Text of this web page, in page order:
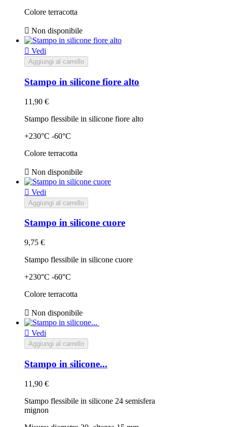
Colore terracotta
 Non disponibile
 Vedi
Aggiungi al carrello
Stampo in silicone fiore alto
11,90 €
Stampo flessibile in silicone fiore alto
+230°C -60°C
Colore terracotta
 Non disponibile
 Vedi
Aggiungi al carrello
Stampo in silicone cuore
9,75 €
Stampo flessibile in silicone cuore
+230°C -60°C
Colore terracotta
 Non disponibile
 Vedi
Aggiungi al carrello
Stampo in silicone...
11,90 €
Stampo flessibile in silicone 24 semisfera
mignon